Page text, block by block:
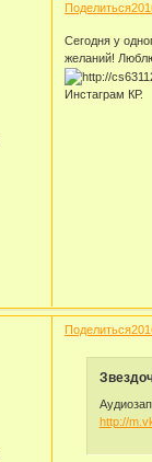
Поделиться
Сегодня у
желаний!
Инстаграм КР.
Поделиться
http://